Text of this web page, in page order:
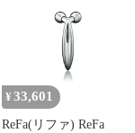
¥ 33,601
ReFa(リファ) ReFa